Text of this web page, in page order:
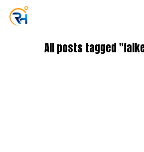
All posts tagged